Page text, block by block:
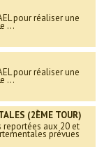
pour réaliser une
...
pour réaliser une
...
(2ÈME TOUR)
aux 20 et
prévues